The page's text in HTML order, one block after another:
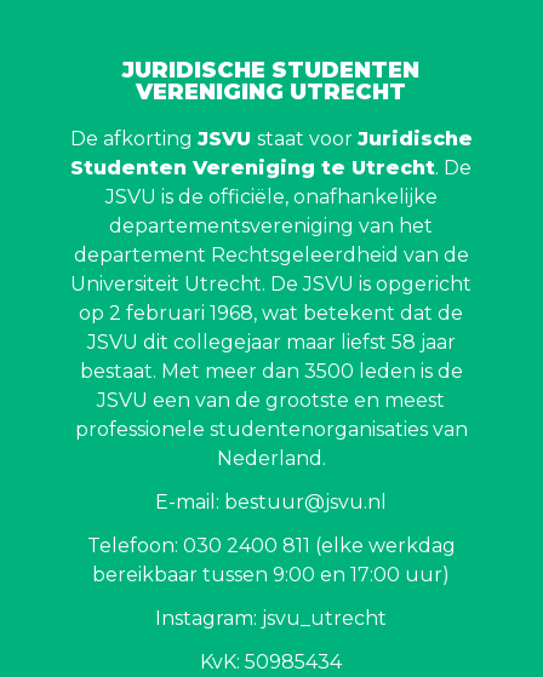
JURIDISCHE STUDENTEN
VERENIGING UTRECHT
De afkorting JSVU staat voor Juridische
Studenten Vereniging te Utrecht. De
JSVU is de officiële, onafhankelijke
departementsvereniging van het
departement Rechtsgeleerdheid van de
Universiteit Utrecht. De JSVU is opgericht
op 2 februari 1968, wat betekent dat de
JSVU dit collegejaar maar liefst 58 jaar
bestaat. Met meer dan 3500 leden is de
JSVU een van de grootste en meest
professionele studentenorganisaties van
Nederland.
E-mail: bestuur@jsvu.nl
Telefoon: 030 2400 811 (elke werkdag
bereikbaar tussen 9:00 en 17:00 uur)
Instagram: jsvu_utrecht
KvK: 50985434